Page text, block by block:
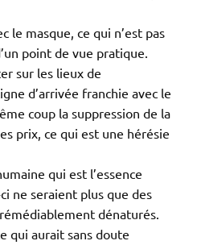
le masque, ce qui n’est pas
point de vue pratique.
sur les lieux de
d’arrivée franchie avec le
coup la suppression de la
prix, ce qui est une hérésie
qui est l’essence
ne seraient plus que des
dénaturés.
qui aurait sans doute